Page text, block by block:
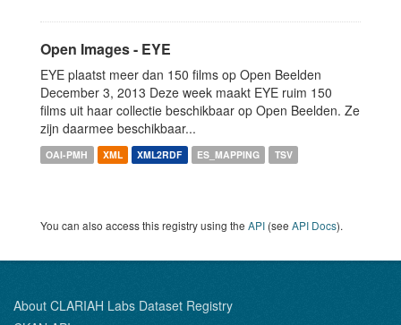
Open Images - EYE
EYE plaatst meer dan 150 films op Open Beelden
December 3, 2013 Deze week maakt EYE ruim 150
films uit haar collectie beschikbaar op Open Beelden. Ze
zijn daarmee beschikbaar...
OAI-PMH XML XML2RDF ES_MAPPING TSV
You can also access this registry using the API (see API Docs).
About CLARIAH Labs Dataset Registry